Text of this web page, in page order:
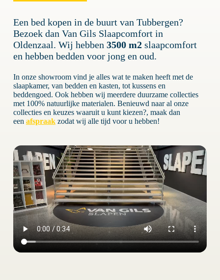
Een bed kopen in de buurt van Tubbergen?
Bezoek dan Van Gils Slaapcomfort in
Oldenzaal. Wij hebben 3500 m2slaapcomfort
en hebben bedden voor jong en oud.
In onze showroom vind je alles wat te maken heeft met de
slaapkamer, van bedden en kasten, tot kussens en
beddengoed. Ook hebben wij meerdere duurzame collecties
met 100% natuurlijke materialen. Benieuwd naar al onze
collecties en keuzes waaruit u kunt kiezen?, maak dan
een afspraakzodat wij alle tijd voor u hebben!